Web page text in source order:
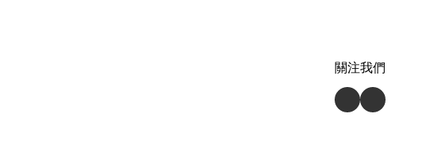
關注我們